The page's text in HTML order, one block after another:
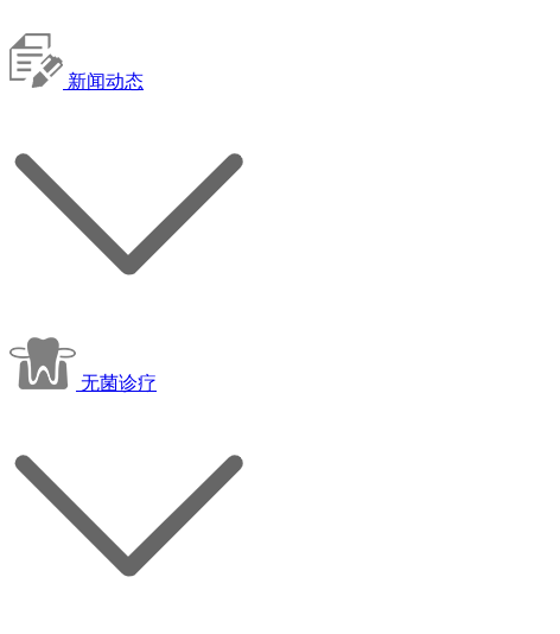
新闻动态
无菌诊疗